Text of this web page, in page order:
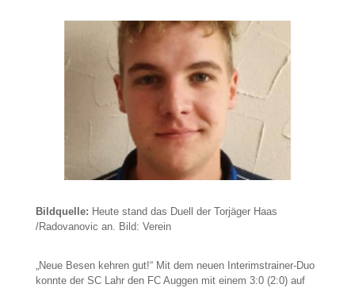
Bildquelle: Heute stand das Duell der Torjäger Haas
/Radovanovic an. Bild: Verein
„Neue Besen kehren gut!“ Mit dem neuen Interimstrainer-Duo
konnte der SC Lahr den FC Auggen mit einem 3:0 (2:0) auf